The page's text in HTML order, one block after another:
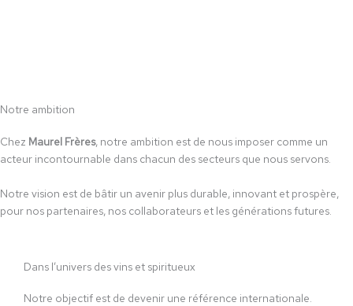
Notre ambition
Chez Maurel Frères, notre ambition est de nous imposer comme un
acteur incontournable dans chacun des secteurs que nous servons.
Notre vision est de bâtir un avenir plus durable, innovant et prospère,
pour nos partenaires, nos collaborateurs et les générations futures.
Dans l’univers des vins et spiritueux
Notre objectif est de devenir une référence internationale.